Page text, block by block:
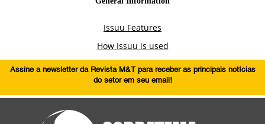
Assine a newsletter da Revista M&T para receber as principais notícias
do setor em seu email!